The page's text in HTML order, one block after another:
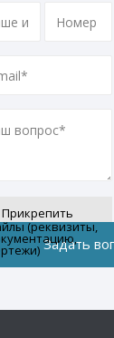
Прикрепить
(реквизиты,